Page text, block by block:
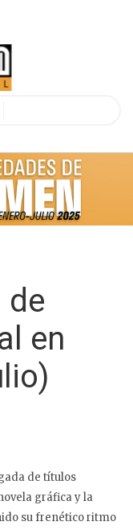
de
en
de títulos
gráfica y la
su frenético ritmo